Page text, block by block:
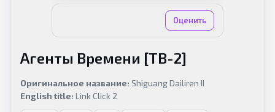
Оценить
Нет оценок
Агенты Времени [ТВ-2]
Оригинальное название: Shiguang Dailiren II
English title: Link Click 2